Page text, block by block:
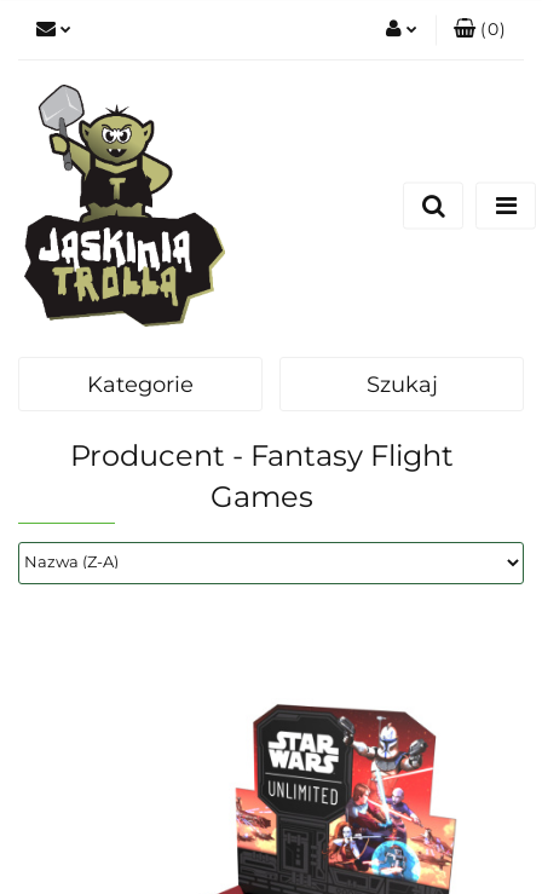
(0)
Kategorie Szukaj
Producent - Fantasy Flight
Games